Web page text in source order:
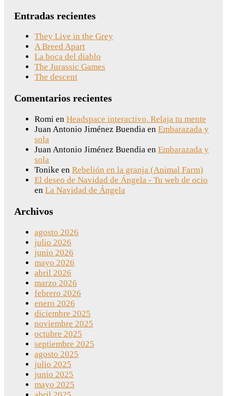
Entradas recientes
They Live in the Grey
A Breed Apart
La boca del diablo
The Jurassic Games
The descent
Comentarios recientes
Romi en Headspace interactivo. Relaja tu mente
Juan Antonio Jiménez Buendia en Embarazada y
sola
Juan Antonio Jiménez Buendia en Embarazada y
sola
Tonike en Rebelión en la granja (Animal Farm)
El deseo de Navidad de Ángela - Tu web de ocio
en La Navidad de Ángela
Archivos
agosto 2026
julio 2026
junio 2026
mayo 2026
abril 2026
marzo 2026
febrero 2026
enero 2026
diciembre 2025
noviembre 2025
octubre 2025
septiembre 2025
agosto 2025
julio 2025
junio 2025
mayo 2025